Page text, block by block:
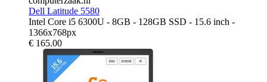
Dell Latitude 5580
Intel Core i5 6300U - 8GB - 128GB SSD - 15.6 inch -
1366x768px
€ 165.00